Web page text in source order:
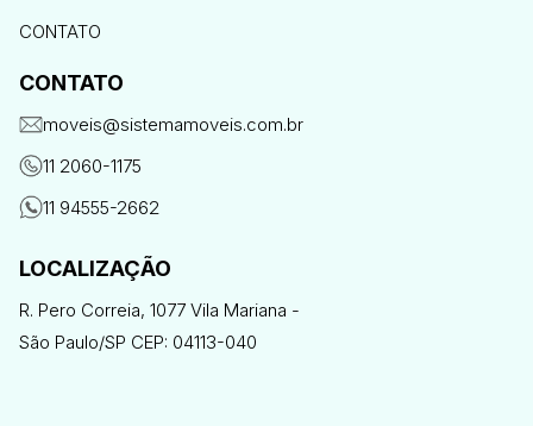
CONTATO
CONTATO
moveis@sistemamoveis.com.br
11 2060-1175
11 94555-2662
LOCALIZAÇÃO
R. Pero Correia, 1077 Vila Mariana -
São Paulo/SP CEP: 04113-040